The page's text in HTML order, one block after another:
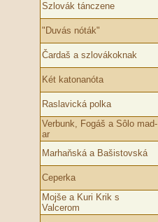
Szlovák tánczene
"Duvás nóták"
Čardaš a szlovákoknak
Két katonanóta
Raslavická polka
Verbunk, Fogáš a Sôlo mad­
ar
Marhaňská a Bašistovská
Ceperka
Mojše a Kuri Krik s
Valcerom